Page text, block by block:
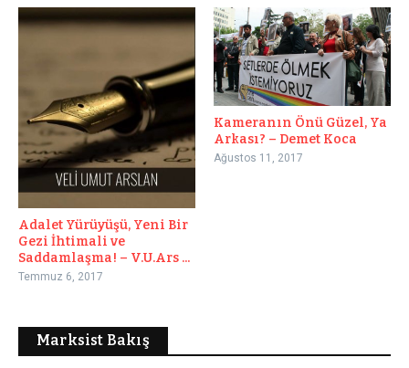
Adalet Yürüyüşü, Yeni Bir
Gezi İhtimali ve
Saddamlaşma! – V.U.Ars ...
Temmuz 6, 2017
Kameranın Önü Güzel, Ya
Arkası? – Demet Koca
Ağustos 11, 2017
Marksist Bakış